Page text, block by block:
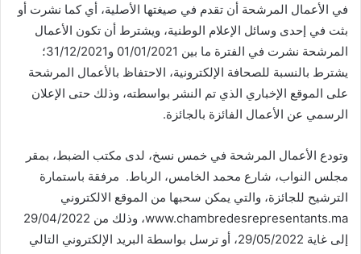
في الأعمال المرشحة أن تقدم في صيغتها الأصلية، أي كما نشرت أو
بثت في إحدى وسائل الإعلام الوطنية، ويشترط أن تكون الأعمال
المرشحة نشرت في الفترة ما بين 01/01/2021 و31/12/2021؛
يشترط بالنسبة للصحافة الإلكترونية، الاحتفاظ بالأعمال المرشحة
على الموقع الإخباري الذي تم النشر بواسطته، وذلك حتى الإعلان
الرسمي عن الأعمال الفائزة بالجائزة.
وتودع الأعمال المرشحة في خمس نسخ، لدى مكتب الضبط، بمقر
مجلس النواب، شارع محمد الخامس، الرباط. مرفقة باستمارة
الترشيح للجائزة، والتي يمكن سحبها من الموقع الالكتروني
www.chambredesrepresentants.ma، وذلك من 29/04/2022
إلى غاية 29/05/2022، أو ترسل بواسطة البريد الإلكتروني التالي